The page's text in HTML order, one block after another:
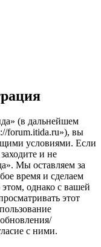
(в дальнейшем
forum.itida.ru»), вы
условиями. Если
и не
Мы оставляем за
время и сделаем
однако с вашей
этот
с ними.